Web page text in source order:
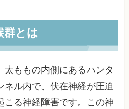
群とは
太ももの内側にあるハンタ
ネル内で、伏在神経が圧迫
こる神経障害です。この神